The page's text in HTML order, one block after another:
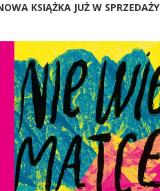
KSIĄŻKA JUŻ W SPRZEDAŻY